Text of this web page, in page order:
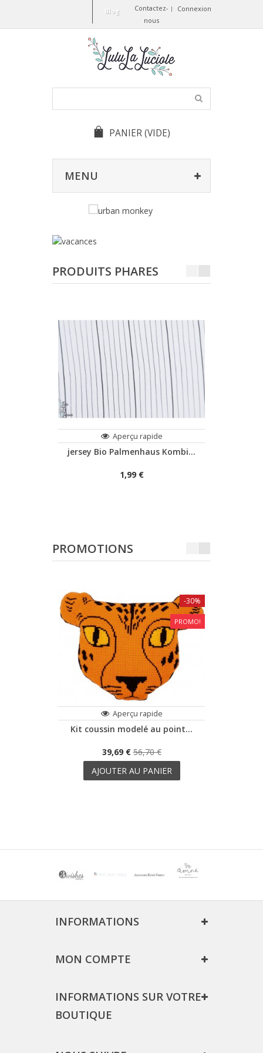
Connexion
Contactez-
nous
Blog
PANIER(VIDE)
MENU
PRODUITS PHARES
Aperçu rapide
jersey Bio Palmenhaus Kombi...
1,99 €
PROMOTIONS
-30%
PROMO!
Aperçu rapide
Kit coussin modelé au point...
39,69 € 56,70 €
AJOUTER AU PANIER
INFORMATIONS
MON COMPTE
INFORMATIONS SUR VOTRE
BOUTIQUE